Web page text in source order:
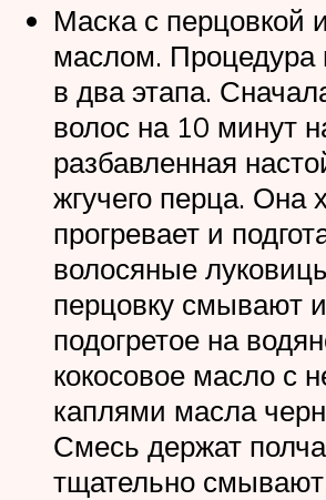
Маска с перцовкой
маслом. Процедура
в два этапа.
волос на 10 минут
разбавленная
жгучего перца. Она
прогревает и
волосяные
перцовку смывают
подогретое на
кокосовое масло с
каплями масла
Смесь держат
тщательно